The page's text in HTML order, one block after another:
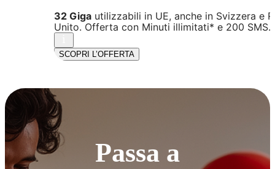
32 Giga utilizzabili in UE, anche in Svizzera e
Unito. Offerta con Minuti illimitati* e 200 SMS.
SCOPRI L’OFFERTA
Passa a